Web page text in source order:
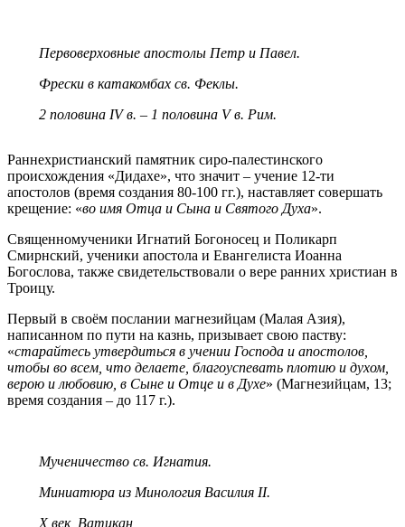
Первоверховные апостолы Петр и Павел.
Фрески в катакомбах св. Феклы.
2 половина IV в. – 1 половина V в. Рим.
Раннехристианский памятник сиро-палестинского
происхождения «Дидахе», что значит – учение 12-ти
апостолов (время создания 80-100 гг.), наставляет совершать
крещение: «во имя Отца и Сына и Святого Духа».
Священномученики Игнатий Богоносец и Поликарп
Смирнский, ученики апостола и Евангелиста Иоанна
Богослова, также свидетельствовали о вере ранних христиан в
Троицу.
Первый в своём послании магнезийцам (Малая Азия),
написанном по пути на казнь, призывает свою паству:
«старайтесь утвердиться в учении Господа и апостолов,
чтобы во всем, что делаете, благоуспевать плотию и духом,
верою и любовию, в Сыне и Отце и в Духе» (Магнезийцам, 13;
время создания – до 117 г.).
Мученичество св. Игнатия.
Миниатюра из Минология Василия II.
X век, Ватикан